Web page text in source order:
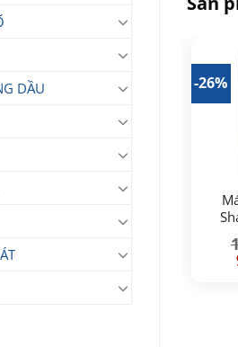
DẦU
-26%
-13%
Máy lọc không khí và
₫
là: